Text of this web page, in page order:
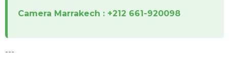
Camera Marrakech : +212 661-920098
---